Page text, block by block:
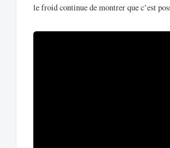
le froid continue de montrer que c’est